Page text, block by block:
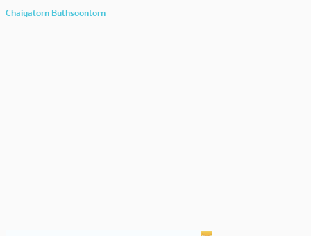
Chaiyatorn Buthsoontorn